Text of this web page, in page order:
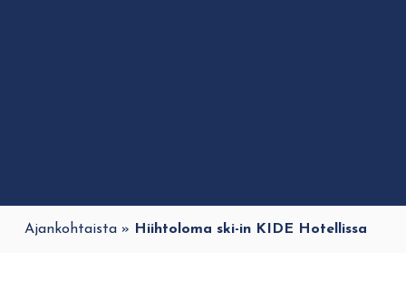
Ajankohtaista » Hiihtoloma ski-in KIDE Hotellissa